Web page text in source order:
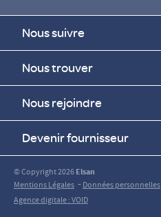
Nous suivre
Nous trouver
Nous rejoindre
Devenir fournisseur
© Copyright 2026Elsan
Mentions Légales -Données personnelles
Agence digitale : VOID